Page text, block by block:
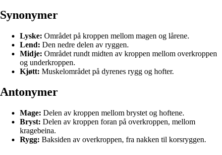
Synonymer
Lyske: Området på kroppen mellom magen og lårene.
Lend: Den nedre delen av ryggen.
Midje: Området rundt midten av kroppen mellom overkroppen
og underkroppen.
Kjøtt: Muskelområdet på dyrenes rygg og hofter.
Antonymer
Mage: Delen av kroppen mellom brystet og hoftene.
Bryst: Delen av kroppen foran på overkroppen, mellom
kragebeina.
Rygg: Baksiden av overkroppen, fra nakken til korsryggen.